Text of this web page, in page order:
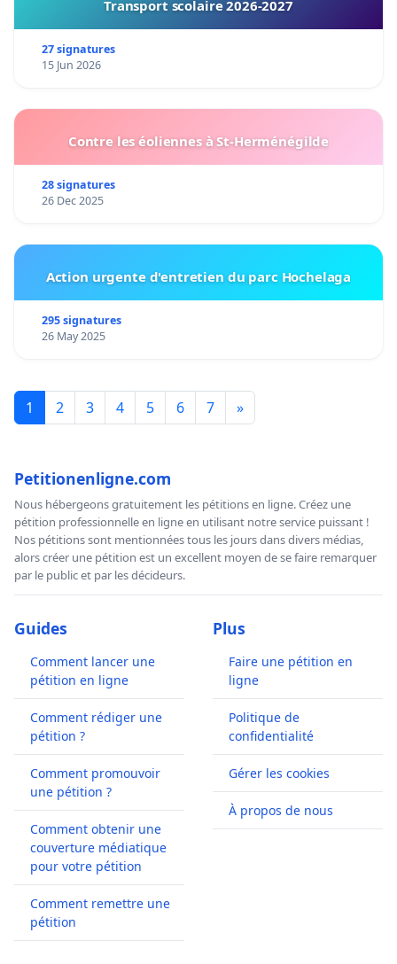
Transport scolaire 2026-2027
27 signatures
15 Jun 2026
Contre les éoliennes à St-Herménégilde
28 signatures
26 Dec 2025
Action urgente d'entretien du parc Hochelaga
295 signatures
26 May 2025
1 2 3 4 5 6 7 »
Petitionenligne.com
Nous hébergeons gratuitement les pétitions en ligne. Créez une
pétition professionnelle en ligne en utilisant notre service puissant !
Nos pétitions sont mentionnées tous les jours dans divers médias,
alors créer une pétition est un excellent moyen de se faire remarquer
par le public et par les décideurs.
Guides
Comment lancer une
pétition en ligne
Comment rédiger une
pétition ?
Comment promouvoir
une pétition ?
Comment obtenir une
couverture médiatique
pour votre pétition
Comment remettre une
pétition
Plus
Faire une pétition en
ligne
Politique de
confidentialité
Gérer les cookies
À propos de nous